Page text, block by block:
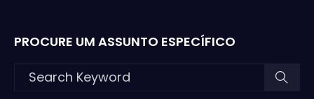
PROCURE UM ASSUNTO ESPECÍFICO